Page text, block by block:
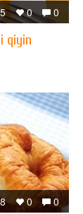
0
0
qiyin
0
0